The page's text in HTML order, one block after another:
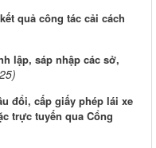
quả công tác cải cách
lập, sáp nhập các sở,
đổi, cấp giấy phép lái xe
trực tuyến qua Cổng